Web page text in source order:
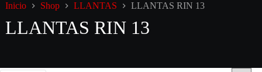
Inicio Shop LLANTAS LLANTAS RIN 13
LLANTAS RIN 13